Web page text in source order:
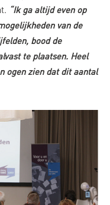
“Ik ga altijd even op
van de
bood de
te plaatsen. Heel
ogen zien dat dit aantal